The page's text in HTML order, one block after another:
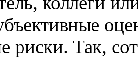
риски. Так,